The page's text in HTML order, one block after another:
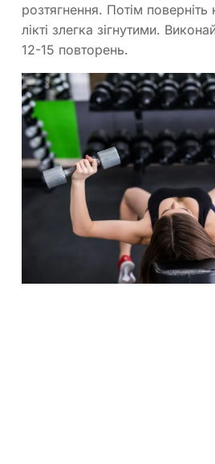
розтягнення. Потім
лікті злегка зігнутими.
12-15 повторень.